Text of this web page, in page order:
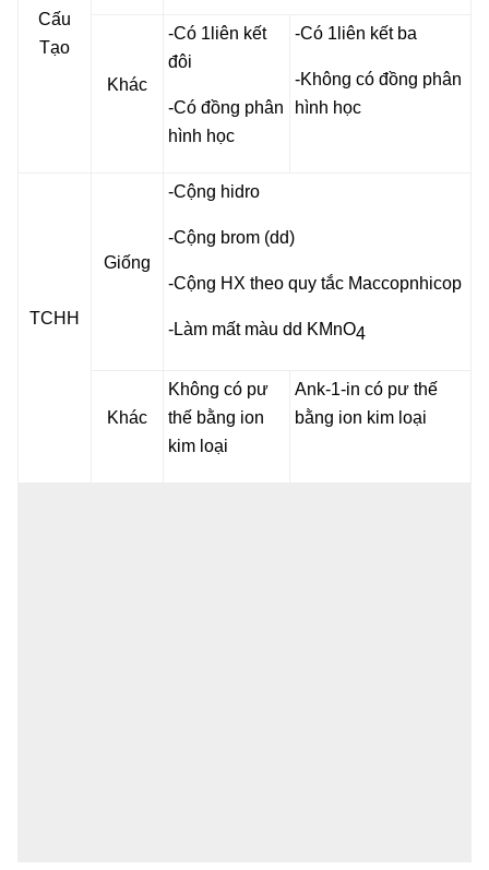
Cấu
Tạo
Khác
-Có 1liên kết
đôi
-Có đồng phân
hình học
-Có 1liên kết ba
-Không có đồng phân
hình học
TCHH
Giống
-Cộng hidro
-Cộng brom (dd)
-Cộng HX theo quy tắc Maccopnhicop
-Làm mất màu dd KMnO4
Khác
Không có pư
thế bằng ion
kim loại
Ank-1-in có pư thế
bằng ion kim loại